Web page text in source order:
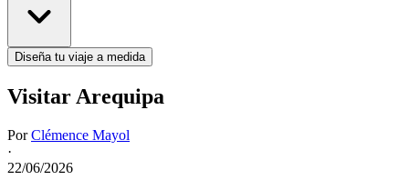
Diseña tu viaje a medida
Visitar Arequipa
PorClémence Mayol
·
22/06/2026